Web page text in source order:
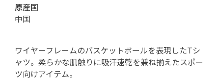
原産国
中国
ワイヤーフレームのバスケットボールを表現したTシ
ャツ。柔らかな肌触りに吸汗速乾を兼ね揃えたスポー
ツ向けアイテム。